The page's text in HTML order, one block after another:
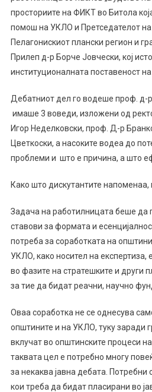
просториите на ФИКТ во Битола
помош на УКЛО и Претседателот на
Пелагонискиот плански регион и
Прилеп д-р Борче Јовчески, кој
институционалната поставеност
Дебатниот дел го водеше проф. д-
имаше 3 воведи, изложени од
Игор Неделковски, проф. Д-р
Цветкоски, а насоките водеа до
проблеми и што е причина, а што
Како што дискутантите
Задача на работилницата беше да
ставови за формата и
потреба за соработката на
УКЛО, како носител на
во фазите на стратешките и други
за тие да бидат реачни, научно
Оваа соработка не се однесува
општините и на УКЛО, туку заради
вклучат во општинските процеси
таквата цел е потребно многу
за некаква јавна дебата. Потребни
кои треба да бидат пласирани во